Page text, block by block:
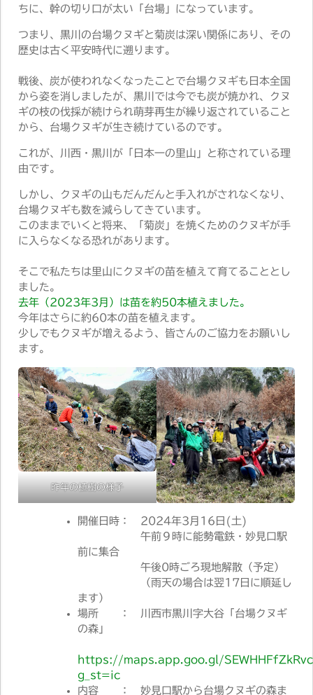
ちに、幹の切り口が太い「台場」になっています。
つまり、黒川の台場クヌギと菊炭は深い関係にあり、その
歴史は古く平安時代に遡ります。
戦後、炭が使われなくなったことで台場クヌギも日本全国
から姿を消しましたが、黒川では今でも炭が焼かれ、クヌ
ギの枝の伐採が続けられ萌芽再生が繰り返されていること
から、台場クヌギが生き続けているのです。
これが、川西・黒川が「日本一の里山」と称されている理
由です。
しかし、クヌギの山もだんだんと手入れがされなくなり、
台場クヌギも数を減らしてきています。
このままでいくと将来、「菊炭」を焼くためのクヌギが手
に入らなくなる恐れがあります。
そこで私たちは里山にクヌギの苗を植えて育てることとし
ました。
去年（2023年3月）は苗を約50本植えました。
今年はさらに約60本の苗を植えます。
少しでもクヌギが増えるよう、皆さんのご協力をお願いし
ます。
昨年の植樹の様子
開催日時： 2024年3月16日(土)
午前９時に能勢電鉄・妙見口駅
前に集合
午後0時ごろ現地解散（予定）
（雨天の場合は翌17日に順延し
ます）
場所 ： 川西市黒川字大谷「台場クヌギ
の森」
https://maps.app.goo.gl/
g_st=ic
内容 ： 妙見口駅から台場クヌギの森ま